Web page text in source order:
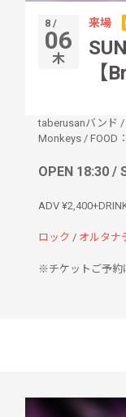
8 /
06
木
来場
【
taberusanバンド /
Monkeys / FOOD
OPEN 18:30 /
ADV
ロック / オルタナ
※チケットご予約